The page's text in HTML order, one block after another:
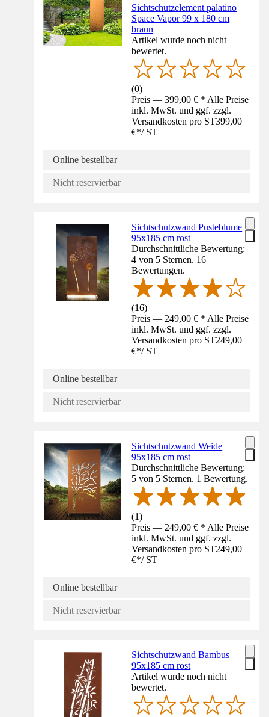
Sichtschutzelement palatino
Space Vapor 99 x 180 cm
braun
Artikel wurde noch nicht
bewertet.
(0)
Preis — 399,00 € * Alle Preise
inkl. MwSt. und ggf. zzgl.
Versandkosten pro ST399,00
€*/ ST
Online bestellbar
Nicht reservierbar
Sichtschutzwand Pusteblume
95x185 cm rost
Durchschnittliche Bewertung:
4 von 5 Sternen. 16
Bewertungen.
(16)
Preis — 249,00 € * Alle Preise
inkl. MwSt. und ggf. zzgl.
Versandkosten pro ST249,00
€*/ ST
Online bestellbar
Nicht reservierbar
Sichtschutzwand Weide
95x185 cm rost
Durchschnittliche Bewertung:
5 von 5 Sternen. 1 Bewertung.
(1)
Preis — 249,00 € * Alle Preise
inkl. MwSt. und ggf. zzgl.
Versandkosten pro ST249,00
€*/ ST
Online bestellbar
Nicht reservierbar
Sichtschutzwand Bambus
95x185 cm rost
Artikel wurde noch nicht
bewertet.